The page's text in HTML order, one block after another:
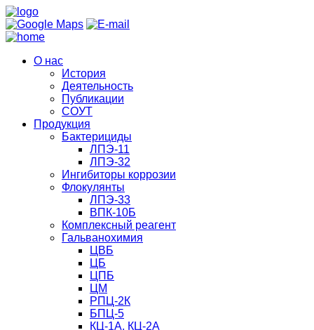
О нас
История
Деятельность
Публикации
СОУТ
Продукция
Бактерициды
ЛПЭ-11
ЛПЭ-32
Ингибиторы коррозии
Флокулянты
ЛПЭ-33
ВПК-10Б
Комплексный реагент
Гальванохимия
ЦВБ
ЦБ
ЦПБ
ЦМ
РПЦ-2К
БПЦ-5
КЦ-1А, КЦ-2А